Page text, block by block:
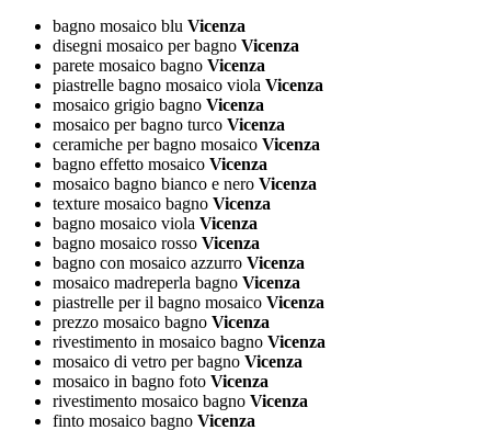
bagno mosaico blu Vicenza
disegni mosaico per bagno Vicenza
parete mosaico bagno Vicenza
piastrelle bagno mosaico viola Vicenza
mosaico grigio bagno Vicenza
mosaico per bagno turco Vicenza
ceramiche per bagno mosaico Vicenza
bagno effetto mosaico Vicenza
mosaico bagno bianco e nero Vicenza
texture mosaico bagno Vicenza
bagno mosaico viola Vicenza
bagno mosaico rosso Vicenza
bagno con mosaico azzurro Vicenza
mosaico madreperla bagno Vicenza
piastrelle per il bagno mosaico Vicenza
prezzo mosaico bagno Vicenza
rivestimento in mosaico bagno Vicenza
mosaico di vetro per bagno Vicenza
mosaico in bagno foto Vicenza
rivestimento mosaico bagno Vicenza
finto mosaico bagno Vicenza